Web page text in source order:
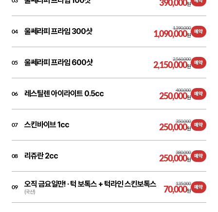
390,000원
04 울쎄라피 프라임 300샷 1,390,000
1,090,000원
예약
05 울쎄라피 프라임 600샷 2,560,000
2,150,000원
예약
06 레스틸렌 아이라이트 0.5cc 400,000
250,000원
예약
07 스킨바이브 1cc 350,000
250,000원
예약
08 리쥬란 2cc 380,000
250,000원
예약
09 오직 금요일만! ·턱 보톡스 + 턱라인 스킨보톡스
(국산)
135,000
70,000원
예약